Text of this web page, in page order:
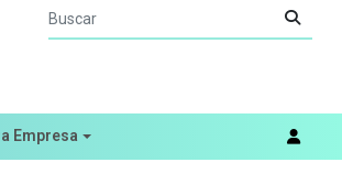
Empresa